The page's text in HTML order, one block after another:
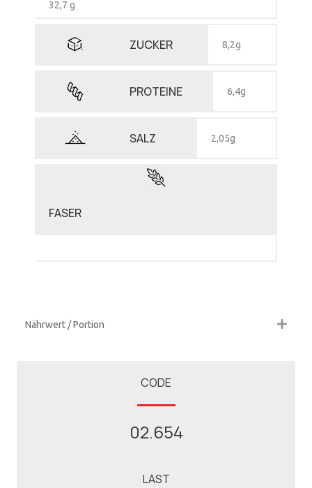
32,7 g
ZUCKER 8,2g
PROTEINE 6,4g
SALZ 2,05g
FASER
Nährwert / Portion
CODE
02.654
LAST